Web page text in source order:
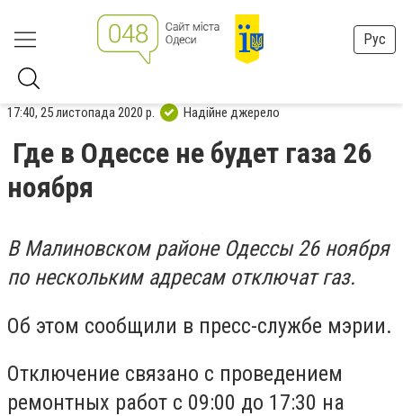
Рус
17:40, 25 листопада 2020 р. Надійне джерело
Где в Одессе не будет газа 26
ноября
В Малиновском районе Одессы 26 ноября
по нескольким адресам отключат газ.
Об этом сообщили в пресс-службе мэрии.
Отключение связано с проведением
ремонтных работ с 09:00 до 17:30 на